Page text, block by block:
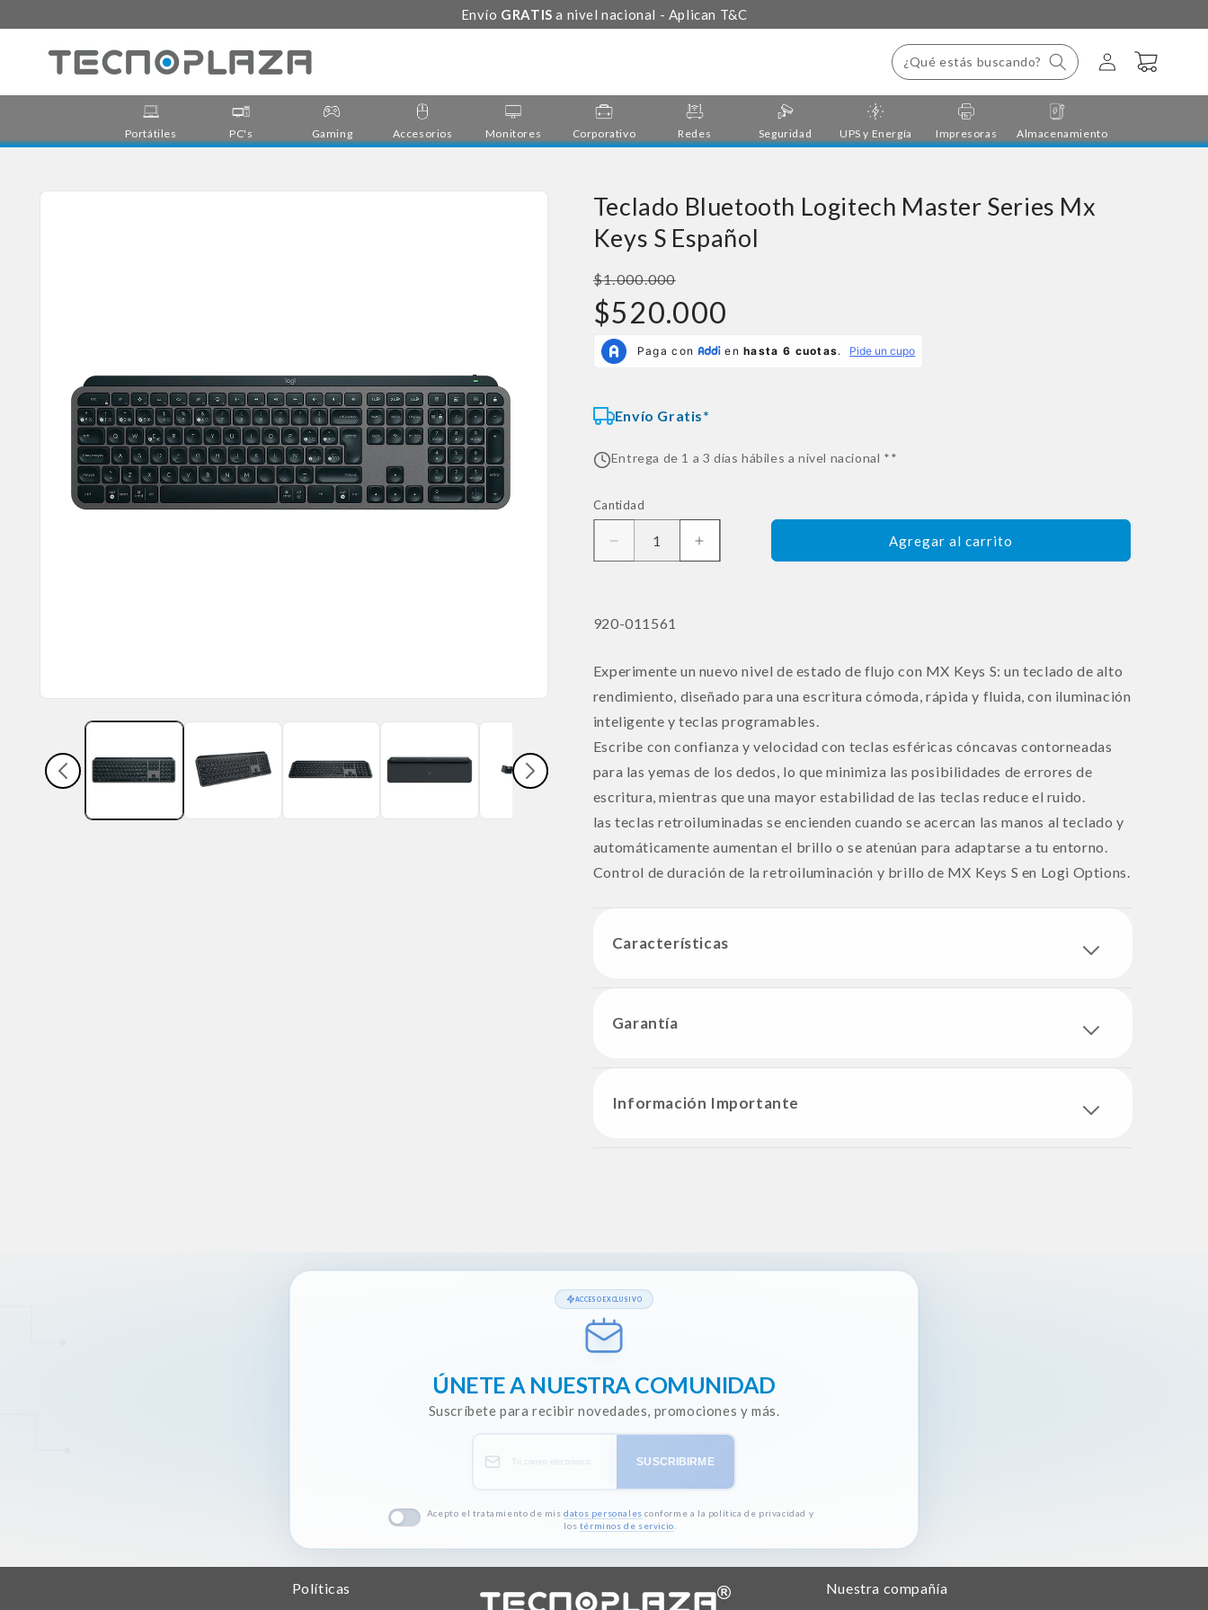
Envío GRATISa nivel nacional - Aplican T&C
¿Qué estás buscando?
Iniciar
sesión
Carrito
Portátiles PC's Gaming Accesorios Monitores Corporativo Redes Seguridad UPS y Energía Impresoras Almacenamiento
directamente
Teclado Bluetooth Logitech Master Series Mx
Keys S Español
Precio
habitual
$1.000.000
Precio
de
oferta
$520.000
Envío Gratis*
Entrega de 1 a 3 días hábiles a nivel nacional **
Cantidad
Reducir
cantidad
Bluetooth
Series
Mx
Keys
Español
Aumentar
cantidad
Series
Mx
Keys
Español
Agregar al carrito
SKU:
920-011561
Experimente un nuevo nivel de estado de flujo con MX Keys S: un teclado de alto
rendimiento, diseñado para una escritura cómoda, rápida y fluida, con iluminación
inteligente y teclas programables.
Escribe con confianza y velocidad con teclas esféricas cóncavas contorneadas
para las yemas de los dedos, lo que minimiza las posibilidades de errores de
escritura, mientras que una mayor estabilidad de las teclas reduce el ruido.
las teclas retroiluminadas se encienden cuando se acercan las manos al teclado y
automáticamente aumentan el brillo o se atenúan para adaptarse a tu entorno.
Control de duración de la retroiluminación y brillo de MX Keys S en Logi Options.
Características
Garantía
Información Importante
ACCESO EXCLUSIVO
ÚNETE A NUESTRA COMUNIDAD
Suscríbete para recibir novedades, promociones y más.
SUSCRIBIRME
Acepto el tratamiento de misdatos personales conforme a la política de privacidad y
los términos de servicio
Políticas Nuestra compañía